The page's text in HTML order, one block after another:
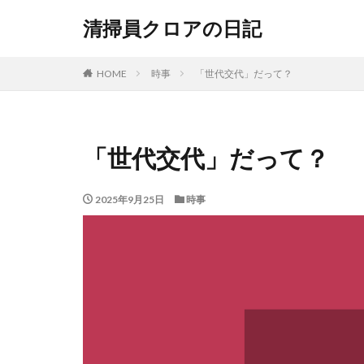
清掃員クロアの日記
HOME 時事 「世代交代」だって？
「世代交代」だって？
2025年9月25日 時事